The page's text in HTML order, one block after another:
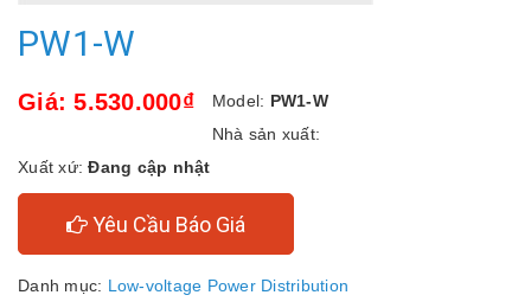
PW1-W
Giá: 5.530.000₫ Model: PW1-W
Nhà sản xuất:
Xuất xứ:Đang cập nhật
Yêu Cầu Báo Giá
Danh mục: Low-voltage Power Distribution